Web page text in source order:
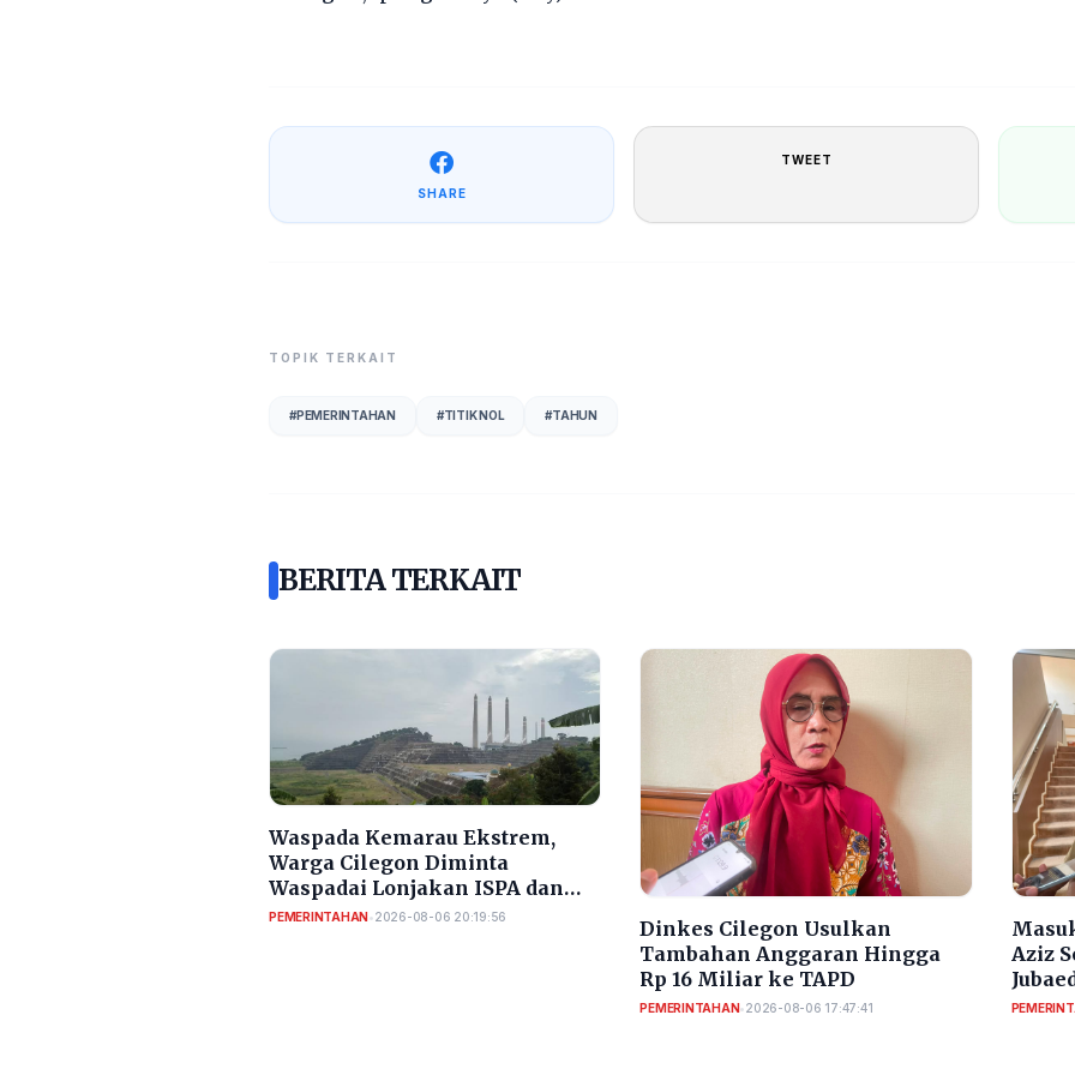
SHARE
TWEET
TOPIK TERKAIT
#PEMERINTAHAN #TITIK NOL #TAHUN
BERITA TERKAIT
Waspada Kemarau Ekstrem,
Warga Cilegon Diminta
Waspadai Lonjakan ISPA dan
Diare
PEMERINTAHAN•2026-08-06 20:19:56
Dinkes Cilegon Usulkan
Tambahan Anggaran Hingga
Rp 16 Miliar ke TAPD
PEMERINTAHAN•2026-08-06 17:47:41
Aziz